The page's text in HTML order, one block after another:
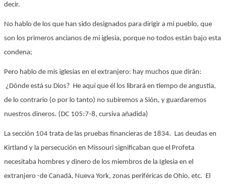
decir.
No hablo de los que han sido designados para dirigir a mi pueblo, que
son los primeros ancianos de mi iglesia, porque no todos están bajo esta
condena;
Pero hablo de mis iglesias en el extranjero: hay muchos que dirán:
¿Dónde está su Dios? He aquí que él los librará en tiempo de angustia,
de lo contrario (o por lo tanto) no subiremos a Sión, y guardaremos
nuestros dineros. (DC 105:7-8, cursiva añadida)
La sección 104 trata de las pruebas financieras de 1834. Las deudas en
Kirtland y la persecución en Missouri significaban que el Profeta
necesitaba hombres y dinero de los miembros de la Iglesia en el
extranjero -de Canadá, Nueva York, zonas periféricas de Ohio, etc. El